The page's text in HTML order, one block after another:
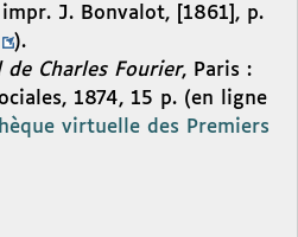
J. Bonvalot, [1861], p.
).
Charles Fourier, Paris :
1874, 15 p. (en ligne
virtuelle des Premiers